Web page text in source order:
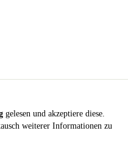
gelesen und akzeptiere diese.
weiterer Informationen zu